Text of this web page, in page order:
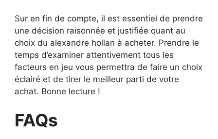
Sur en fin de compte, il est essentiel de prendre
une décision raisonnée et justifiée quant au
choix du alexandre hollan à acheter. Prendre le
temps d’examiner attentivement tous les
facteurs en jeu vous permettra de faire un choix
éclairé et de tirer le meilleur parti de votre
achat. Bonne lecture !
FAQs